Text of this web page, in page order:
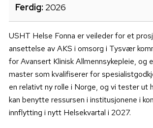
Ferdig: 2026
USHT Helse Fonna er veileder for et
ansettelse av AKS i omsorg i Tysvær
for Avansert Klinisk Allmennsykepleie, og
master som kvalifiserer for
en relativt ny rolle i Norge, og vi tester ut
kan benytte ressursen i institusjonene i
innflytting i nytt Helsekvartal i 2027.